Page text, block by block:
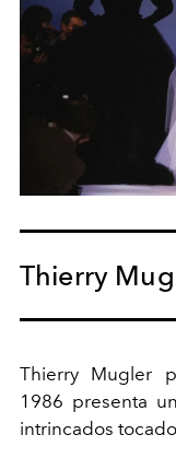
Thierry
Thierry Mugler
1986 presenta
intrincados